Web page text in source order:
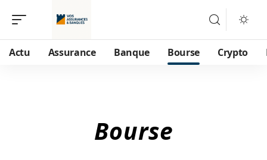
Actu Assurance Banque Bourse Crypto
Bourse